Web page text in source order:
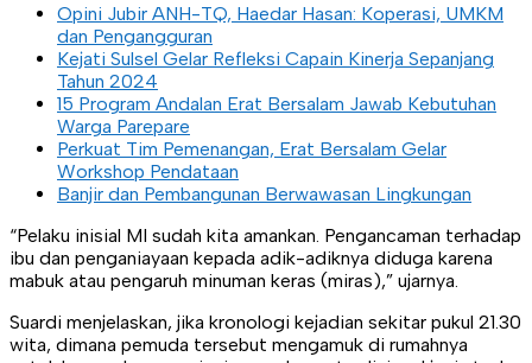
Opini Jubir ANH-TQ, Haedar Hasan: Koperasi, UMKM
dan Pengangguran
Kejati Sulsel Gelar Refleksi Capain Kinerja Sepanjang
Tahun 2024
15 Program Andalan Erat Bersalam Jawab Kebutuhan
Warga Parepare
Perkuat Tim Pemenangan, Erat Bersalam Gelar
Workshop Pendataan
Banjir dan Pembangunan Berwawasan Lingkungan
“Pelaku inisial MI sudah kita amankan. Pengancaman terhadap
ibu dan penganiayaan kepada adik-adiknya diduga karena
mabuk atau pengaruh minuman keras (miras),” ujarnya.
Suardi menjelaskan, jika kronologi kejadian sekitar pukul 21.30
wita, dimana pemuda tersebut mengamuk di rumahnya